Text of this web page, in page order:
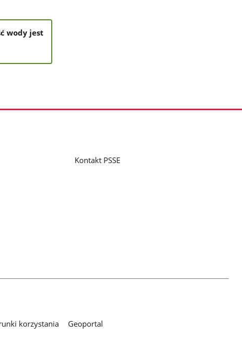
wody jest
Kontakt PSSE
korzystania
Geoportal